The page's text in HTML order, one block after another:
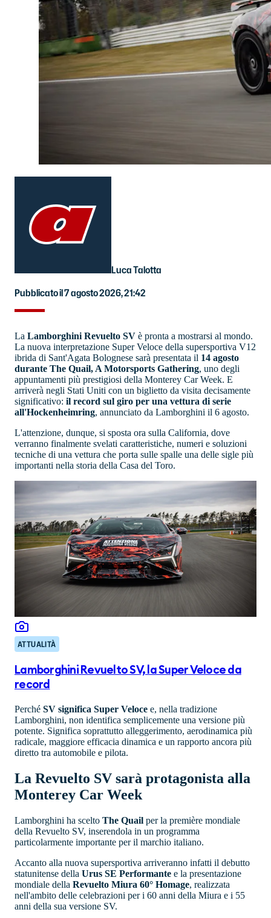
Luca Talotta
Pubblicato il 7 agosto 2026, 21:42
La Lamborghini Revuelto SV è pronta a mostrarsi al mondo.
La nuova interpretazione Super Veloce della supersportiva V12
ibrida di Sant'Agata Bolognese sarà presentata il 14 agosto
durante The Quail, A Motorsports Gathering, uno degli
appuntamenti più prestigiosi della Monterey Car Week. E
arriverà negli Stati Uniti con un biglietto da visita decisamente
significativo: il record sul giro per una vettura di serie
all'Hockenheimring, annunciato da Lamborghini il 6 agosto.
L'attenzione, dunque, si sposta ora sulla California, dove
verranno finalmente svelati caratteristiche, numeri e soluzioni
tecniche di una vettura che porta sulle spalle una delle sigle più
importanti nella storia della Casa del Toro.
ATTUALITÀ
Lamborghini Revuelto SV, la Super Veloce da
record
Perché SV significa Super Veloce e, nella tradizione
Lamborghini, non identifica semplicemente una versione più
potente. Significa soprattutto alleggerimento, aerodinamica più
radicale, maggiore efficacia dinamica e un rapporto ancora più
diretto tra automobile e pilota.
La Revuelto SV sarà protagonista alla
Monterey Car Week
Lamborghini ha scelto The Quail per la première mondiale
della Revuelto SV, inserendola in un programma
particolarmente importante per il marchio italiano.
Accanto alla nuova supersportiva arriveranno infatti il debutto
statunitense della Urus SE Performante e la presentazione
mondiale della Revuelto Miura 60° Homage, realizzata
nell'ambito delle celebrazioni per i 60 anni della Miura e i 55
anni della sua versione SV.